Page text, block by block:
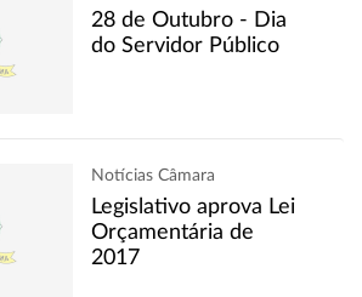
28 de Outubro - Dia
do Servidor Público
Notícias Câmara
Legislativo aprova Lei
Orçamentária de
2017